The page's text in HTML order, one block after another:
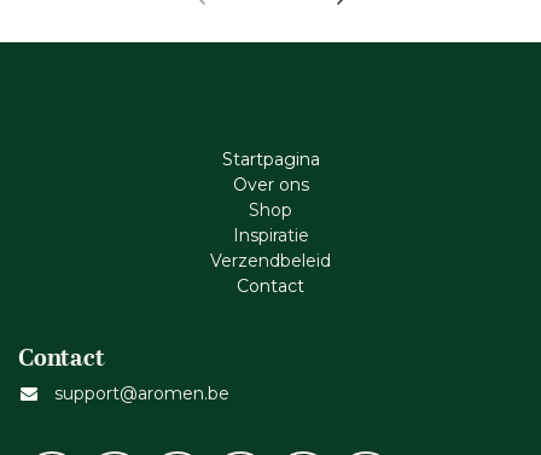
Startpagina
Ove​r​ ons
Shop
Inspiratie
Verzendbeleid
Cont​act
Contact
support@aromen.be